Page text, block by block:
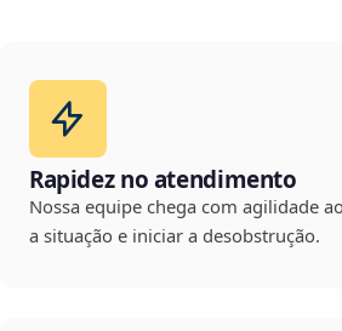
Rapidez no atendimento
Nossa equipe chega com agilidade
a situação e iniciar a desobstrução.